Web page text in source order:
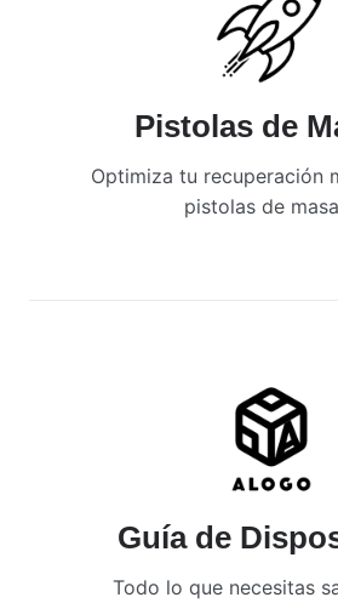
Pistolas de
Optimiza tu recuperación
pistolas de
Guía de
Todo lo que necesitas